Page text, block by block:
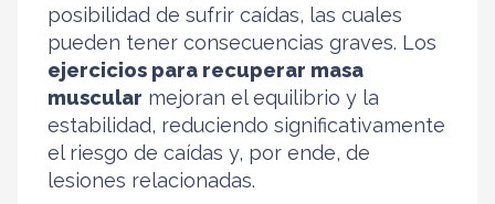
posibilidad de sufrir caídas, las cuales
pueden tener consecuencias graves. Los
ejercicios para recuperar masa
muscular mejoran el equilibrio y la
estabilidad, reduciendo significativamente
el riesgo de caídas y, por ende, de
lesiones relacionadas.